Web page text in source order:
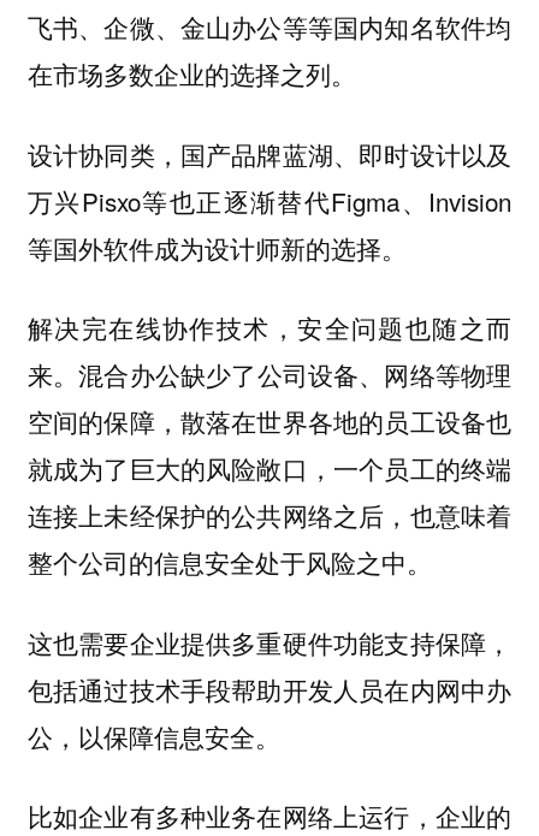
飞书、企微、金山办公等等国内知名软件均
在市场多数企业的选择之列。
设计协同类，国产品牌蓝湖、即时设计以及
万兴Pisxo等也正逐渐替代Figma、Invision
等国外软件成为设计师新的选择。
解决完在线协作技术，安全问题也随之而
来。混合办公缺少了公司设备、网络等物理
空间的保障，散落在世界各地的员工设备也
就成为了巨大的风险敞口，一个员工的终端
连接上未经保护的公共网络之后，也意味着
整个公司的信息安全处于风险之中。
这也需要企业提供多重硬件功能支持保障，
包括通过技术手段帮助开发人员在内网中办
公，以保障信息安全。
比如企业有多种业务在网络上运行，企业的